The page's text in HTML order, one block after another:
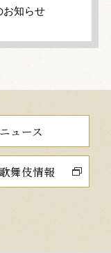
お知らせ
ュース
舞伎情報